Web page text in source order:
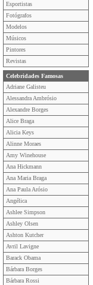
Esportistas
Fotógrafos
Modelos
Músicos
Pintores
Revistas
Celebridades Famosas
Adriane Galisteu
Alessandra Ambrósio
Alexandre Borges
Alice Braga
Alicia Keys
Alinne Moraes
Amy Winehouse
Ana Hickmann
Ana Maria Braga
Ana Paula Arósio
Angélica
Ashlee Simpson
Ashley Olsen
Ashton Kutcher
Avril Lavigne
Barack Obama
Bárbara Borges
Bárbara Rossi